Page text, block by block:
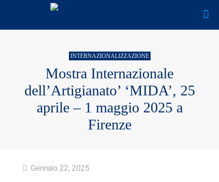
INTERNAZIONALIZZAZIONE
Mostra Internazionale
dell’Artigianato’ ‘MIDA’, 25
aprile – 1 maggio 2025 a
Firenze
Gennaio 22, 2025